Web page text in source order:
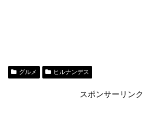
グルメ ヒルナンデス
スポンサーリンク